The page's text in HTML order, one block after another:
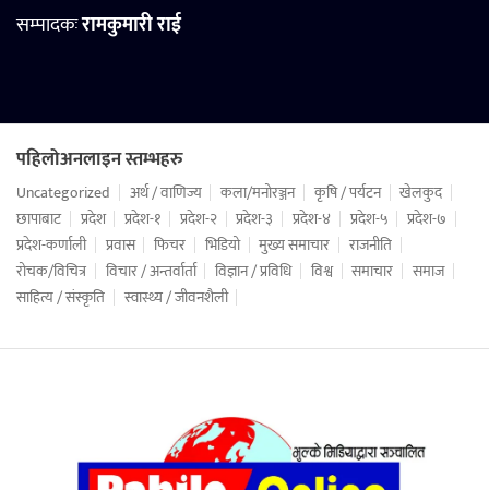
सम्पादकःरामकुमारी राई
पहिलोअनलाइन स्तम्भहरु
Uncategorized अर्थ / वाणिज्य कला/मनोरञ्जन कृषि / पर्यटन
खेलकुद
छापाबाट
प्रदेश प्रदेश-१ प्रदेश-२ प्रदेश-३ प्रदेश-४ प्रदेश-५
प्रदेश-७
प्रदेश-कर्णाली
प्रवास फिचर भिडियो मुख्य समाचार
राजनीति
रोचक/विचित्र
विचार / अन्तर्वार्ता विज्ञान / प्रविधि विश्व समाचार
समाज
साहित्य / संस्कृति
स्वास्थ्य / जीवनशैली